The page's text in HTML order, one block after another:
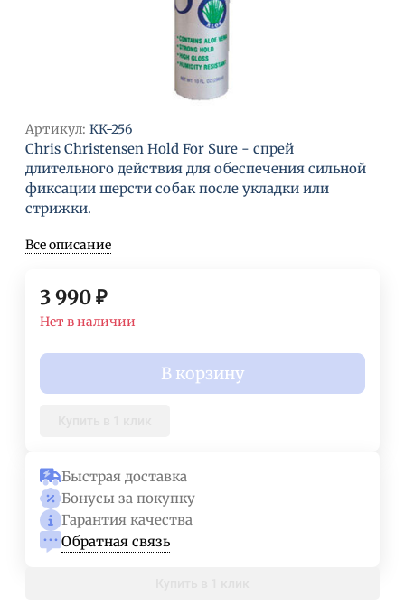
Артикул: КК-256
Chris Christensen Hold For Sure - спрей
длительного действия для обеспечения сильной
фиксации шерсти собак после укладки или
стрижки.
Все описание
3 990₽
Нет в наличии
В корзину
Быстрая доставка
Бонусы за покупку
Гарантия качества
Обратная связь